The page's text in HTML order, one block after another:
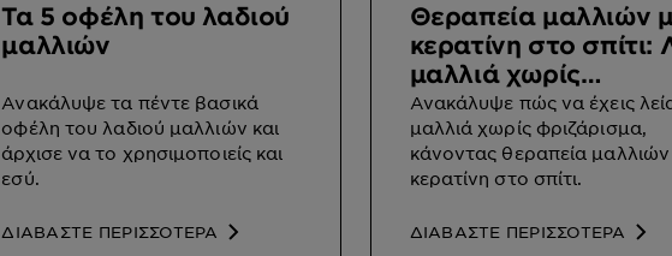
Τα 5 οφέλη του λαδιού
μαλλιών
Ανακάλυψε τα πέντε βασικά
οφέλη του λαδιού μαλλιών και
άρχισε να το χρησιμοποιείς και
εσύ.
ΔΙΑΒΑΣΤΕ ΠΕΡΙΣΣΟΤΕΡΑ
Θεραπεία μαλλιών
κερατίνη στο σπίτι:
μαλλιά χωρίς
φριζάρισμα
Ανακάλυψε πώς να έχεις
μαλλιά χωρίς φριζάρισμα,
κάνοντας θεραπεία
κερατίνη στο σπίτι.
ΔΙΑΒΑΣΤΕ ΠΕΡΙΣΣΟΤΕΡΑ